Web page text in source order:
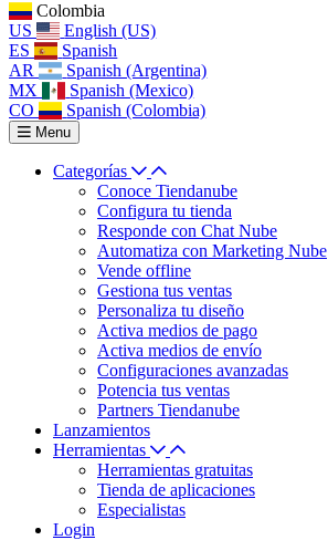
Colombia
US
English (US)
ES
Spanish
AR
Spanish (Argentina)
MX
Spanish (Mexico)
CO
Spanish (Colombia)
Menu
Categorías
Conoce Tiendanube
Configura tu tienda
Responde con Chat Nube
Automatiza con Marketing Nube
Vende offline
Gestiona tus ventas
Personaliza tu diseño
Activa medios de pago
Activa medios de envío
Configuraciones avanzadas
Potencia tus ventas
Partners Tiendanube
Lanzamientos
Herramientas
Herramientas gratuitas
Tienda de aplicaciones
Especialistas
Login